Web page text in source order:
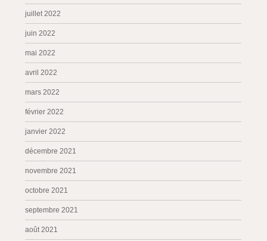
juillet 2022
juin 2022
mai 2022
avril 2022
mars 2022
février 2022
janvier 2022
décembre 2021
novembre 2021
octobre 2021
septembre 2021
août 2021